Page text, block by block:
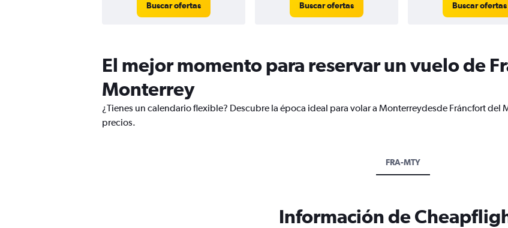
Buscar ofertas Buscar ofertas Buscar ofertas
El mejor momento para reservar un vuelo de
Monterrey
¿Tienes un calendario flexible? Descubre la época ideal para volar a Monterreydesde Fráncfort
precios.
FRA-MTY
Información de